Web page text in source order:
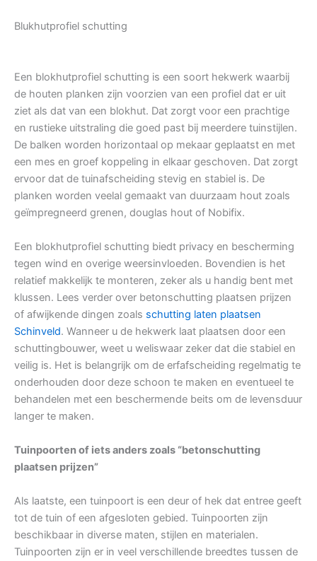
Blukhutprofiel schutting
Een blokhutprofiel schutting is een soort hekwerk waarbij
de houten planken zijn voorzien van een profiel dat er uit
ziet als dat van een blokhut. Dat zorgt voor een prachtige
en rustieke uitstraling die goed past bij meerdere tuinstijlen.
De balken worden horizontaal op mekaar geplaatst en met
een mes en groef koppeling in elkaar geschoven. Dat zorgt
ervoor dat de tuinafscheiding stevig en stabiel is. De
planken worden veelal gemaakt van duurzaam hout zoals
geïmpregneerd grenen, douglas hout of Nobifix.
Een blokhutprofiel schutting biedt privacy en bescherming
tegen wind en overige weersinvloeden. Bovendien is het
relatief makkelijk te monteren, zeker als u handig bent met
klussen. Lees verder over betonschutting plaatsen prijzen
of afwijkende dingen zoals schutting laten plaatsen
Schinveld. Wanneer u de hekwerk laat plaatsen door een
schuttingbouwer, weet u weliswaar zeker dat die stabiel en
veilig is. Het is belangrijk om de erfafscheiding regelmatig te
onderhouden door deze schoon te maken en eventueel te
behandelen met een beschermende beits om de levensduur
langer te maken.
Tuinpoorten of iets anders zoals “betonschutting
plaatsen prijzen”
Als laatste, een tuinpoort is een deur of hek dat entree geeft
tot de tuin of een afgesloten gebied. Tuinpoorten zijn
beschikbaar in diverse maten, stijlen en materialen.
Tuinpoorten zijn er in veel verschillende breedtes tussen de